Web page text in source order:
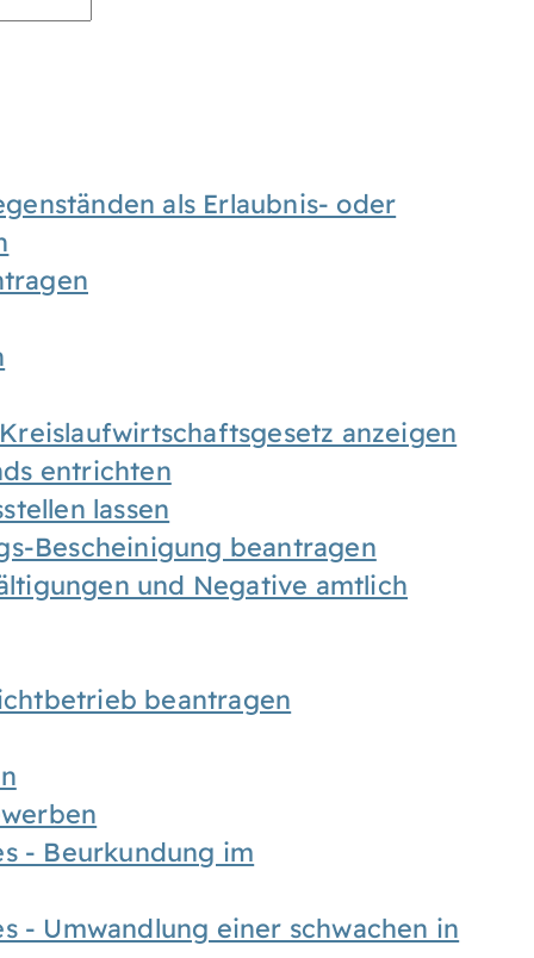
als Erlaubnis- oder
anzeigen
entrichten
lassen
Bescheinigung beantragen
und Negative amtlich
beantragen
- Beurkundung im
- Umwandlung einer schwachen in